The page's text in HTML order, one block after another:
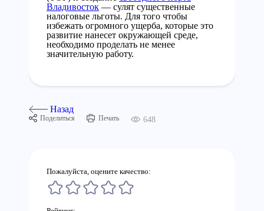
Владивосток — сулят существенные
налоговые льготы. Для того чтобы
избежать огромного ущерба, которые это
развитие нанесет окружающей среде,
необходимо проделать не менее
значительную работу.
Назад
Поделиться Печать 648
Пожалуйста, оцените качество: